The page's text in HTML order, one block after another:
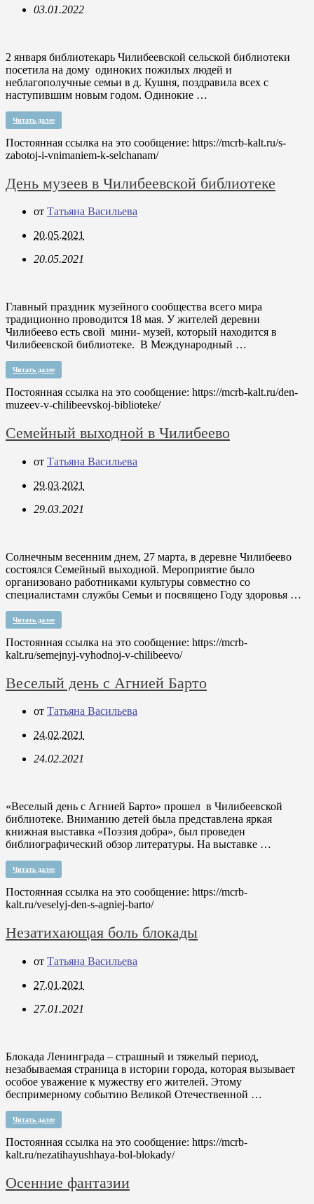
03.01.2022
2 января библиотекарь Чилибеевской сельской библиотеки
посетила на дому одиноких пожилых людей и
неблагополучные семьи в д. Кушня, поздравила всех с
наступившим новым годом. Одинокие …
Читать далее
Постоянная ссылка на это сообщение: https://mcrb-kalt.ru/s-
zabotoj-i-vnimaniem-k-selchanam/
День музеев в Чилибеевской библиотеке
от Татьяна Васильева
20.05.2021
20.05.2021
Главный праздник музейного сообщества всего мира
традиционно проводится 18 мая. У жителей деревни
Чилибеево есть свой мини- музей, который находится в
Чилибеевской библиотеке. В Международный …
Читать далее
Постоянная ссылка на это сообщение: https://mcrb-kalt.ru/den-
muzeev-v-chilibeevskoj-biblioteke/
Семейный выходной в Чилибеево
от Татьяна Васильева
29.03.2021
29.03.2021
Солнечным весенним днем, 27 марта, в деревне Чилибеево
состоялся Семейный выходной. Мероприятие было
организовано работниками культуры совместно со
специалистами службы Семьи и посвящено Году здоровья …
Читать далее
Постоянная ссылка на это сообщение: https://mcrb-
kalt.ru/semejnyj-vyhodnoj-v-chilibeevo/
Веселый день с Агнией Барто
от Татьяна Васильева
24.02.2021
24.02.2021
«Веселый день с Агнией Барто» прошел в Чилибеевской
библиотеке. Вниманию детей была представлена яркая
книжная выставка «Поэзия добра», был проведен
библиографический обзор литературы. На выставке …
Читать далее
Постоянная ссылка на это сообщение: https://mcrb-
kalt.ru/veselyj-den-s-agniej-barto/
Незатихающая боль блокады
от Татьяна Васильева
27.01.2021
27.01.2021
Блокада Ленинграда – страшный и тяжелый период,
незабываемая страница в истории города, которая вызывает
особое уважение к мужеству его жителей. Этому
беспримерному событию Великой Отечественной …
Читать далее
Постоянная ссылка на это сообщение: https://mcrb-
kalt.ru/nezatihayushhaya-bol-blokady/
Осенние фантазии